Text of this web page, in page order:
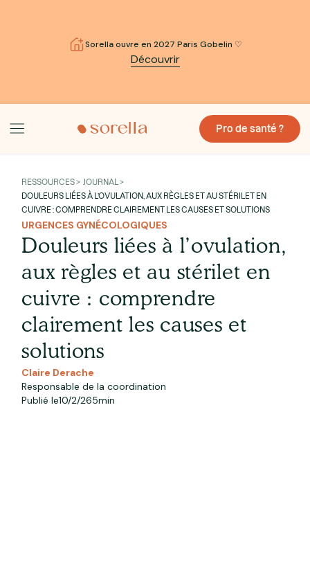
Sorella ouvre en 2027 Paris Gobelin ♡
Découvrir
Pro de santé ?
RESSOURCES > JOURNAL >
DOULEURS LIÉES À L’OVULATION, AUX RÈGLES ET AU STÉRILET EN
CUIVRE : COMPRENDRE CLAIREMENT LES CAUSES ET SOLUTIONS
URGENCES GYNÉCOLOGIQUES
Douleurs liées à l’ovulation,
aux règles et au stérilet en
cuivre : comprendre
clairement les causes et
solutions
Claire Derache
Responsable de la coordination
Publié le10/2/265min